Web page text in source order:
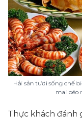
Hải sản tươi sống chế
mai béo
Thực khách đánh